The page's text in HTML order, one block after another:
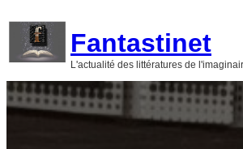
contenu
Fantastinet
L'actualité des littératures de